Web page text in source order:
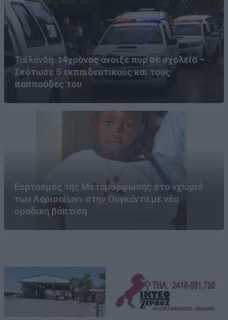
Ταϊλάνδη: 14χρονος άνοιξε πυρ σε σχολείο –
Σκότωσε 5 εκπαιδευτικούς και τους
παππούδες του
Εορτασμός της Μεταμόρφωσης στο «χωριό
των Λαρισαίων» στην Ουγκάντα με νέα
ομαδική βάπτιση